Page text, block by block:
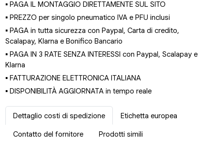
▪ PAGA IL MONTAGGIO DIRETTAMENTE SUL SITO
▪ PREZZO per singolo pneumatico IVA e PFU inclusi
▪ PAGA in tutta sicurezza con Paypal, Carta di credito,
Scalapay, Klarna e Bonifico Bancario
▪ PAGA IN 3 RATE SENZA INTERESSI con Paypal, Scalapay e
Klarna
▪ FATTURAZIONE ELETTRONICA ITALIANA
▪ DISPONIBILITÀ AGGIORNATA in tempo reale
Dettaglio costi di spedizione Etichetta europea
Contatto del fornitore Prodotti simili